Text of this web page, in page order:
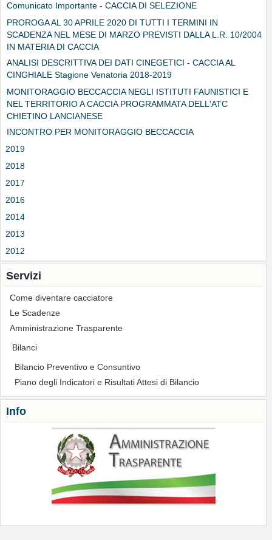
Comunicato Importante - CACCIA DI SELEZIONE
PROROGA AL 30 APRILE 2020 DI TUTTI I TERMINI IN
SCADENZA NEL MESE DI MARZO PREVISTI DALLA L.R. 10/2004
IN MATERIA DI CACCIA
ANALISI DESCRITTIVA DEI DATI CINEGETICI - CACCIA AL
CINGHIALE Stagione Venatoria 2018-2019
MONITORAGGIO BECCACCIA NEGLI ISTITUTI FAUNISTICI E
NEL TERRITORIO A CACCIA PROGRAMMATA DELL'ATC
CHIETINO LANCIANESE
INCONTRO PER MONITORAGGIO BECCACCIA
2019
2018
2017
2016
2014
2013
2012
Servizi
Come diventare cacciatore
Le Scadenze
Amministrazione Trasparente
Bilanci
Bilancio Preventivo e Consuntivo
Piano degli Indicatori e Risultati Attesi di Bilancio
Info